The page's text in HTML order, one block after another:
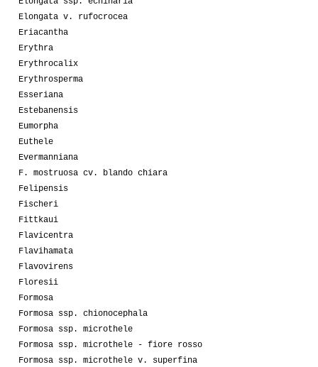
Elongata v. rufocrocea
Eriacantha
Erythra
Erythrocalix
Erythrosperma
Esseriana
Estebanensis
Eumorpha
Euthele
Evermanniana
F. mostruosa cv. blando chiara
Felipensis
Fischeri
Fittkaui
Flavicentra
Flavihamata
Flavovirens
Floresii
Formosa
Formosa ssp. chionocephala
Formosa ssp. microthele
Formosa ssp. microthele - fiore rosso
Formosa ssp. microthele v. superfina